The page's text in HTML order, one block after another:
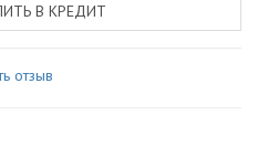
В КРЕДИТ
отзыв